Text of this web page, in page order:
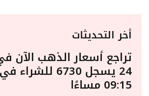
أخر التحديثات
تراجع أسعار الذهب الآن
24 يسجل 6730
09:15 مساءًا